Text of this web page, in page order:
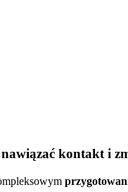
kontakt i